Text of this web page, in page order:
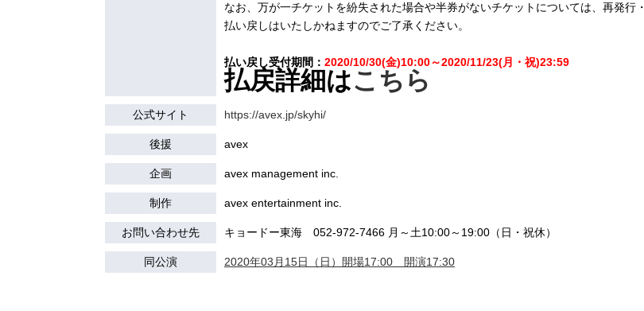
なお、万が一チケットを紛失された場合や半券がないチケットについては、再発行・
払い戻しはいたしかねますのでご了承ください。
払い戻し受付期間： 2020/10/30(金)10:00～2020/11/23(月・祝)23:59
払戻詳細はこちら
公式サイト https://avex.jp/skyhi/
後援 avex
企画 avex management inc.
制作 avex entertainment inc.
お問い合わせ先 キョードー東海 052-972-7466 月～土10:00～19:00（日・祝休）
同公演 2020年03月15日（日）開場17:00 開演17:30